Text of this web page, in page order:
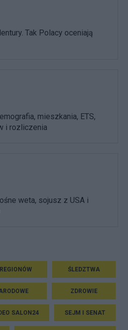
Tak Polacy oceniają
mieszkania, ETS,
i rozliczenia
weta, sojusz z USA i
ŚLEDZTWA
ZDROWIE
SALON24 SEJM I SENAT